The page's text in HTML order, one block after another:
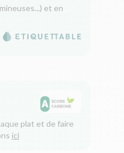
et en
plat et de faire
ici